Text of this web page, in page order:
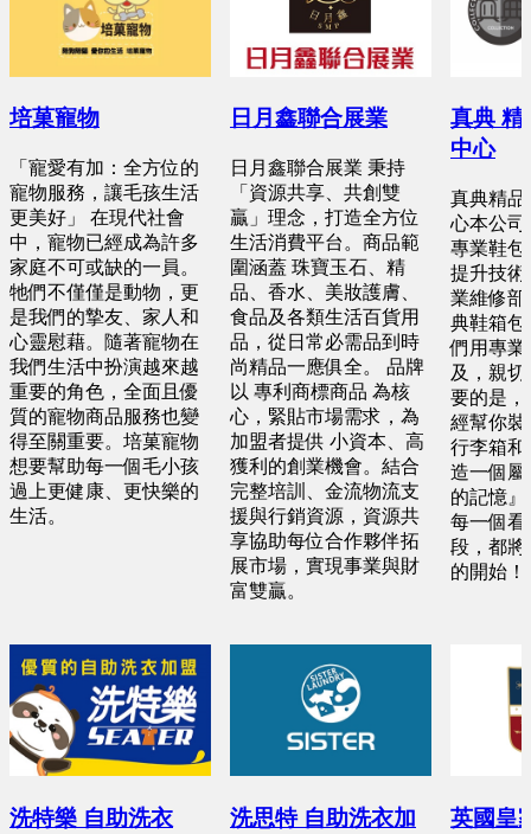
培菓寵物
「寵愛有加：全方位的
寵物服務，讓毛孩生活
更美好」 在現代社會
中，寵物已經成為許多
家庭不可或缺的一員。
牠們不僅僅是動物，更
是我們的摯友、家人和
心靈慰藉。隨著寵物在
我們生活中扮演越來越
重要的角色，全面且優
質的寵物商品服務也變
得至關重要。培菓寵物
想要幫助每一個毛小孩
過上更健康、更快樂的
生活。
洗特樂 自助洗衣
日月鑫聯合展業
日月鑫聯合展業 秉持
「資源共享、共創雙
贏」理念，打造全方位
生活消費平台。商品範
圍涵蓋 珠寶玉石、精
品、香水、美妝護膚、
食品及各類生活百貨用
品，從日常必需品到時
尚精品一應俱全。 品牌
以 專利商標商品 為核
心，緊貼市場需求，為
加盟者提供 小資本、高
獲利的創業機會。結合
完整培訓、金流物流支
援與行銷資源，資源共
享協助每位合作夥伴拓
展市場，實現事業與財
富雙贏。
洗思特 自助洗衣加
真典 精
中心
真典精品
心本公司
專業鞋包
提升技術
業維修部
典鞋箱包
們用專業
及，親
要的是，
經幫你裝
行李箱和
造一個屬
的記憶
每一個看
段，都將
的開始！
英國皇